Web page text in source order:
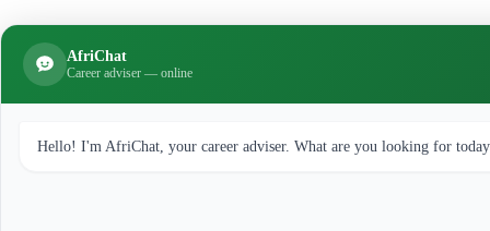
AfriChat
Career adviser — online
Hello! I'm AfriChat, your career adviser. What are you looking for